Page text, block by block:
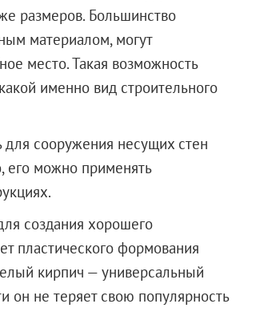
размеров. Большинство
материалом, могут
место. Такая возможность
именно вид строительного
для сооружения несущих стен
его можно применять
создания хорошего
пластического формования
кирпич — универсальный
он не теряет свою популярность